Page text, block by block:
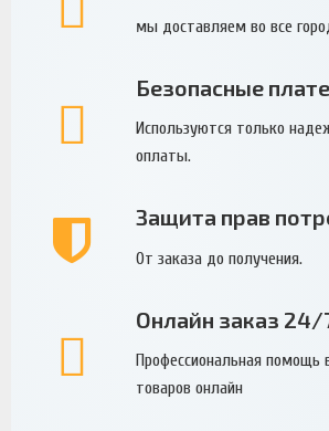
мы доставляем во все
Безопасные
Используются только
оплаты.
Защита прав
От заказа до получения.
Онлайн заказ 24/
Профессиональная помощь
товаров онлайн